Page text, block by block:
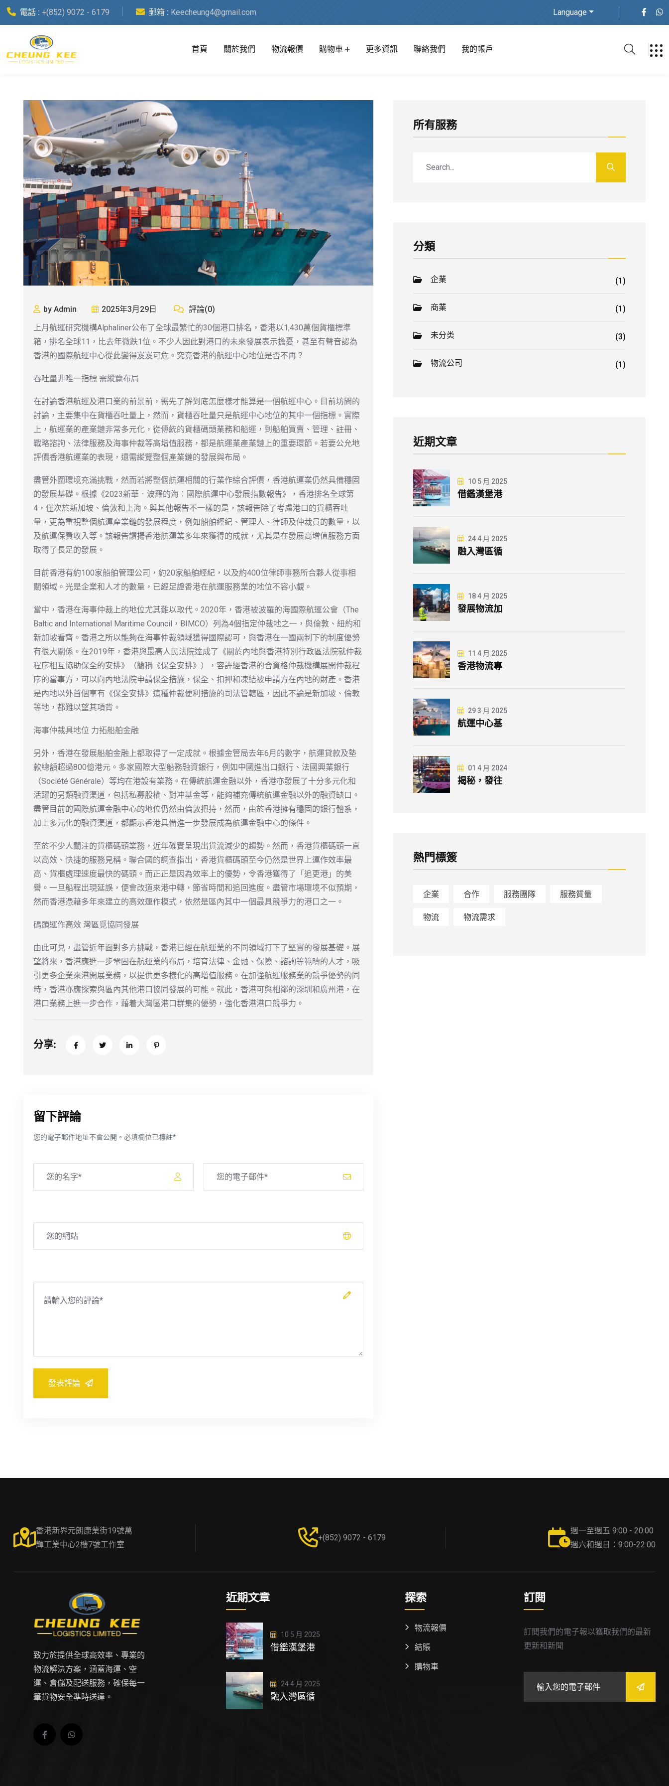
電話 : +(852) 9072 - 6179 郵箱 : Keecheung4@gmail.com Language
首頁 關於我們 物流報價 購物車 更多資訊 聯絡我們 我的帳戶
by Admin 2025年3月29日
評論(0)
上月航運研究機構Alphaliner公布了全球最繁忙的30個港口排名，香港以1,430萬個貨櫃標準
箱，排名全球11，比去年微跌1位。不少人因此對港口的未來發展表示擔憂，甚至有聲音認為
香港的國際航運中心從此變得岌岌可危。究竟香港的航運中心地位是否不再？
吞吐量非唯一指標 需縱覽布局
在討論香港航運及港口業的前景前，需先了解到底怎麼樣才能算是一個航運中心。目前坊間的
討論，主要集中在貨櫃吞吐量上，然而，貨櫃吞吐量只是航運中心地位的其中一個指標。實際
上，航運業的產業鏈非常多元化，從傳統的貨櫃碼頭業務和船運，到船舶買賣、管理、註冊、
戰略諮詢、法律服務及海事仲裁等高增值服務，都是航運業產業鏈上的重要環節。若要公允地
評價香港航運業的表現，還需縱覽整個產業鏈的發展與布局。
盡管外圍環境充滿挑戰，然而若將整個航運相關的行業作綜合評價，香港航運業仍然具備穩固
的發展基礎。根據《2023新華．波羅的海：國際航運中心發展指數報告》，香港排名全球第
4，僅次於新加坡、倫敦和上海。與其他報告不一樣的是，該報告除了考慮港口的貨櫃吞吐
量，更為重視整個航運產業鏈的發展程度，例如船舶經紀、管理人、律師及仲裁員的數量，以
及航運保費收入等。該報告讚揚香港航運業多年來獲得的成就，尤其是在發展高增值服務方面
取得了長足的發展。
目前香港有約100家船舶管理公司，約20家船舶經紀，以及約400位律師事務所合夥人從事相
關領域。光是企業和人才的數量，已經足證香港在航運服務業的地位不容小覷。
當中，香港在海事仲裁上的地位尤其難以取代。2020年，香港被波羅的海國際航運公會（The
Baltic and International Maritime Council，BIMCO）列為4個指定仲裁地之一，與倫敦、紐約和
新加坡看齊。香港之所以能夠在海事仲裁領域獲得國際認可，與香港在一國兩制下的制度優勢
有很大關係。在2019年，香港與最高人民法院達成了《關於內地與香港特別行政區法院就仲裁
程序相互協助保全的安排》（簡稱《保全安排》），容許經香港的合資格仲裁機構展開仲裁程
序的當事方，可以向內地法院申請保全措施，保全、扣押和凍結被申請方在內地的財產。香港
是內地以外首個享有《保全安排》這種仲裁便利措施的司法管轄區，因此不論是新加坡、倫敦
等地，都難以望其項背。
海事仲裁具地位 力拓船舶金融
另外，香港在發展船舶金融上都取得了一定成就。根據金管局去年6月的數字，航運貸款及墊
款總額超過800億港元。多家國際大型船務融資銀行，例如中國進出口銀行、法國興業銀行
（Société Générale）等均在港設有業務。在傳統航運金融以外，香港亦發展了十分多元化和
活躍的另類融資渠道，包括私募股權、對冲基金等，能夠補充傳統航運金融以外的融資缺口。
盡管目前的國際航運金融中心的地位仍然由倫敦把持，然而，由於香港擁有穩固的銀行體系，
加上多元化的融資渠道，都顯示香港具備進一步發展成為航運金融中心的條件。
至於不少人關注的貨櫃碼頭業務，近年確實呈現出貨流減少的趨勢。然而，香港貨櫃碼頭一直
以高效、快捷的服務見稱。聯合國的調查指出，香港貨櫃碼頭至今仍然是世界上運作效率最
高、貨櫃處理速度最快的碼頭。而正正是因為效率上的優勢，令香港獲得了「追更港」的美
譽。一旦船程出現延誤，便會改道來港中轉，節省時間和追回進度。盡管市場環境不似預期，
然而香港憑藉多年來建立的高效運作模式，依然是區內其中一個最具競爭力的港口之一。
碼頭運作高效 灣區覓協同發展
由此可見，盡管近年面對多方挑戰，香港已經在航運業的不同領域打下了堅實的發展基礎。展
望將來，香港應進一步鞏固在航運業的布局，培育法律、金融、保險、諮詢等範疇的人才，吸
引更多企業來港開展業務，以提供更多樣化的高增值服務。在加強航運服務業的競爭優勢的同
時，香港亦應探索與區內其他港口協同發展的可能。就此，香港可與相鄰的深圳和廣州港，在
港口業務上進一步合作，藉着大灣區港口群集的優勢，強化香港港口競爭力。
分享:
留下評論
您的電子郵件地址不會公開。必填欄位已標註*
發表評論
所有服務
分類
企業 (1)
商業 (1)
未分类 (3)
物流公司 (1)
近期文章
10 5 月 2025
借鑑漢堡港
24 4 月 2025
融入灣區循
18 4 月 2025
發展物流加
11 4 月 2025
香港物流專
29 3 月 2025
航運中心基
01 4 月 2024
揭秘，發往
熱門標簽
企業 合作 服務團隊 服務質量
物流 物流需求
香港新界元朗康業街19號萬
輝工業中心2樓7號工作室
+(852) 9072 - 6179
週一至週五 9:00 - 20:00
週六和週日：9:00-22:00
致力於提供全球高效率、專業的
物流解決方案，涵蓋海運、空
運、倉儲及配送服務，確保每一
筆貨物安全準時送達。
近期文章
10 5 月 2025
借鑑漢堡港
24 4 月 2025
融入灣區循
探索
物流報價
結賬
購物車
訂閱
訂閱我們的電子報以獲取我們的最新
更新和新聞